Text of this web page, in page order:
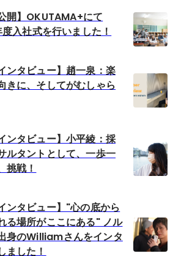
開】OKUTAMA+にて
入社式を行いました！
ンタビュー】趙一泉：楽
きに、そしてがむしゃら
ンタビュー】小平綾：採
ルタントとして、一歩一
挑戦！
ンタビュー】"心の底から
る場所がここにある" ノル
身のWilliamさんをインタ
ました！